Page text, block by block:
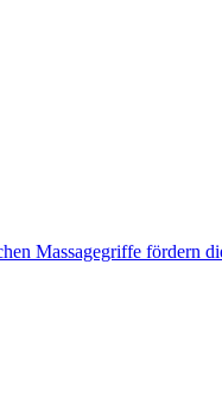
Massagegriffe fördern